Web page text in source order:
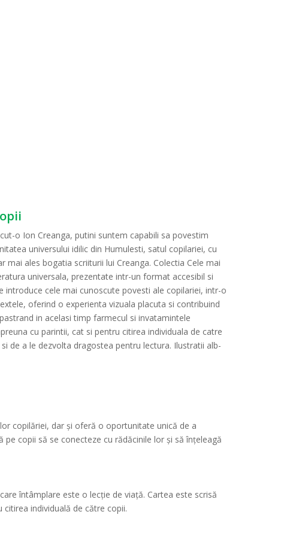
o Ion Creanga, putini suntem capabili sa povestim
universului idilic din Humulesti, satul copilariei, cu
mai ales bogatia scriiturii lui Creanga. Colectia Cele mai
universala, prezentate intr-un format accesibil si
cele mai cunoscute povesti ale copilariei, intr-o
oferind o experienta vizuala placuta si contribuind
in acelasi timp farmecul si invatamintele
cu parintii, cat si pentru citirea individuala de catre
de a le dezvolta dragostea pentru lectura. Ilustratii alb-
copilăriei, dar și oferă o oportunitate unică de a
copii să se conecteze cu rădăcinile lor și să înțeleagă
întâmplare este o lecție de viață. Cartea este scrisă
individuală de către copii.